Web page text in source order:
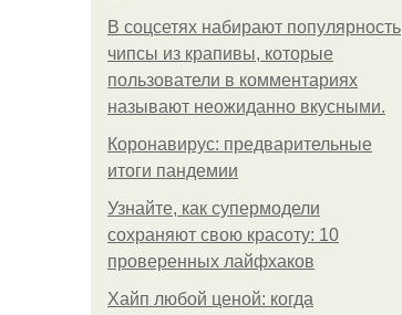
В соцсетях набирают популярность
чипсы из крапивы, которые
пользователи в комментариях
называют неожиданно вкусными.
Коронавирус: предварительные
итоги пандемии
Узнайте, как супермодели
сохраняют свою красоту: 10
проверенных лайфхаков
Хайп любой ценой: когда